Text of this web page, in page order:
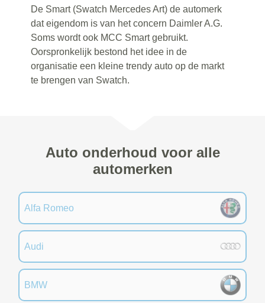
De Smart (Swatch Mercedes Art) de automerk
dat eigendom is van het concern Daimler A.G.
Soms wordt ook MCC Smart gebruikt.
Oorspronkelijk bestond het idee in de
organisatie een kleine trendy auto op de markt
te brengen van Swatch.
Auto onderhoud voor alle
automerken
Alfa Romeo
Audi
BMW